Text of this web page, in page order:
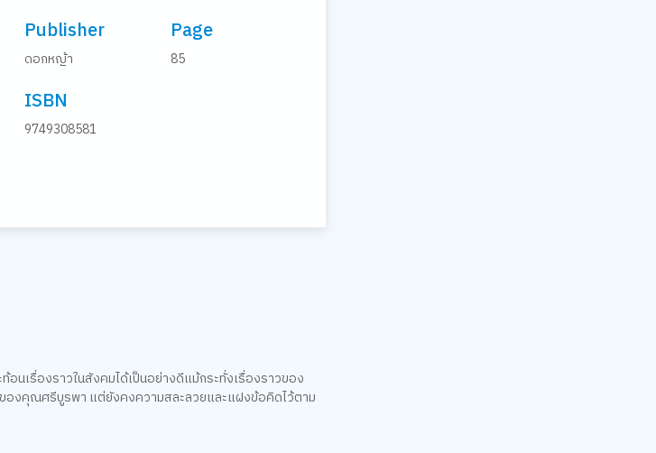
Publisher
ดอกหญ้า
Page
85
ISBN
9749308581
อนเรื่องราวในสังคมได้เป็นอย่างดีแม้กระทั่งเรื่องราวของ
องคุณศรีบูรพา แต่ยังคงความสละลวยและแฝงข้อคิดไว้ตาม